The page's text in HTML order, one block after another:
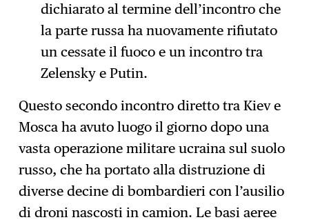
dichiarato al termine dell’incontro che
la parte russa ha nuovamente rifiutato
un cessate il fuoco e un incontro tra
Zelensky e Putin.
Questo secondo incontro diretto tra Kiev e
Mosca ha avuto luogo il giorno dopo una
vasta operazione militare ucraina sul suolo
russo, che ha portato alla distruzione di
diverse decine di bombardieri con l’ausilio
di droni nascosti in camion. Le basi aeree